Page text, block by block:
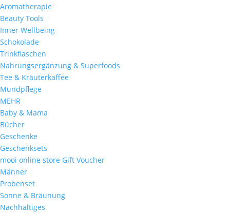
Aromatherapie
Beauty Tools
Inner Wellbeing
Schokolade
Trinkflaschen
Nahrungsergänzung & Superfoods
Tee & Kräuterkaffee
Mundpflege
MEHR
Baby & Mama
Bücher
Geschenke
Geschenksets
mooi online store Gift Voucher
Männer
Probenset
Sonne & Bräunung
Nachhaltiges